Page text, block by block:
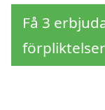
Få 3
förpliktelser